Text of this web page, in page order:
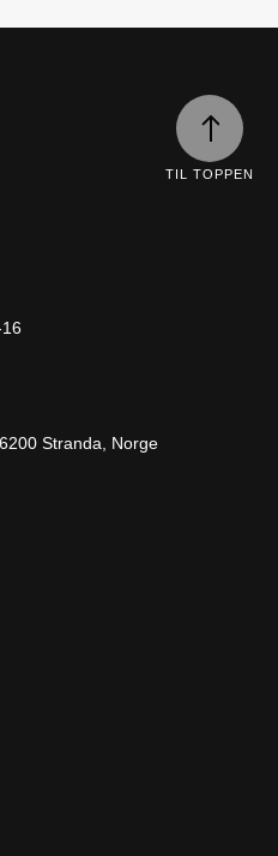
Stranda, Norge
TIL TOPPEN